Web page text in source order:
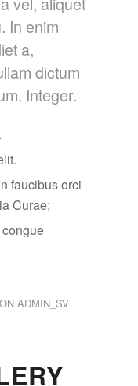
In enim
a,
dictum
Integer.
faucibus orci
Curae;
ADMIN_SV